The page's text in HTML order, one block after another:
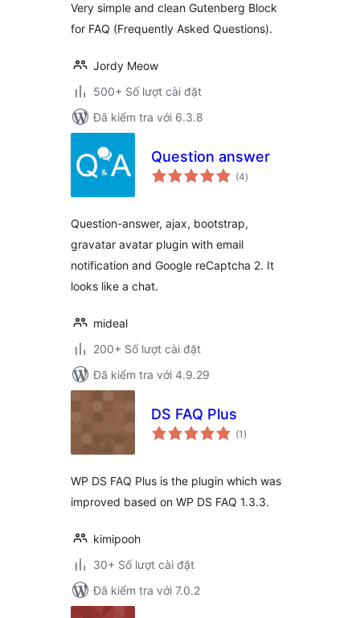
Very simple and clean Gutenberg Block
for FAQ (Frequently Asked Questions).
Jordy Meow
500+ Số lượt cài đặt
Đã kiểm tra với 6.3.8
Question answer
(4tổng
đánh
)
Question-answer, ajax, bootstrap,
gravatar avatar plugin with email
notification and Google reCaptcha 2. It
looks like a chat.
mideal
200+ Số lượt cài đặt
Đã kiểm tra với 4.9.29
DS FAQ Plus
(1 tổng
đánh
)
WP DS FAQ Plus is the plugin which was
improved based on WP DS FAQ 1.3.3.
kimipooh
30+ Số lượt cài đặt
Đã kiểm tra với 7.0.2